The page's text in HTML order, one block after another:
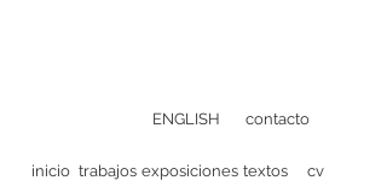
ENGLISH contacto
inicio trabajos exposiciones textos cv